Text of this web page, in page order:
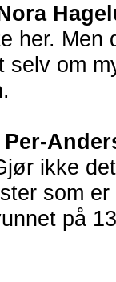
her. Men
selv om
ikke
som er
på